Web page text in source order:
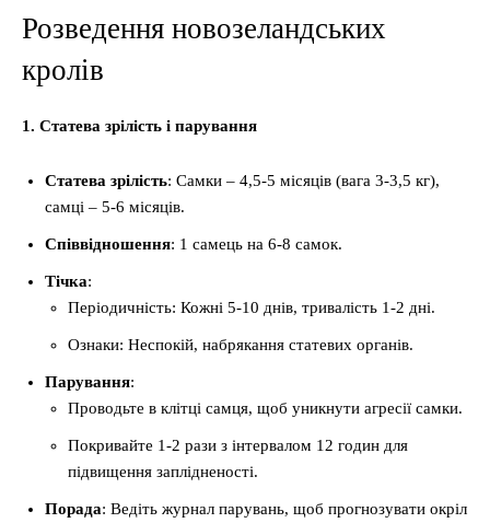
Розведення новозеландських
кролів
1. Статева зрілість і парування
Статева зрілість: Самки – 4,5-5 місяців (вага 3-3,5 кг),
самці – 5-6 місяців.
Співвідношення: 1 самець на 6-8 самок.
Тічка:
Періодичність: Кожні 5-10 днів, тривалість 1-2 дні.
Ознаки: Неспокій, набрякання статевих органів.
Парування:
Проводьте в клітці самця, щоб уникнути агресії самки.
Покривайте 1-2 рази з інтервалом 12 годин для
підвищення заплідненості.
Порада: Ведіть журнал парувань, щоб прогнозувати окріл